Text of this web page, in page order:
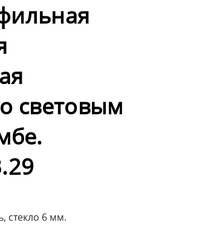
световым
стекло 6 мм.